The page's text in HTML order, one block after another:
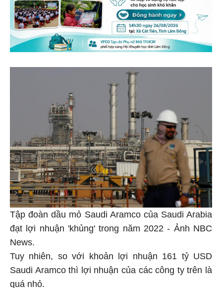
Tập đoàn dầu mỏ Saudi Aramco của Saudi Arabia
đạt lợi nhuận 'khủng' trong năm 2022 - Ảnh NBC
News.
Tuy nhiên, so với khoản lợi nhuận 161 tỷ USD
Saudi Aramco thì lợi nhuận của các công ty trên là
quá nhỏ.